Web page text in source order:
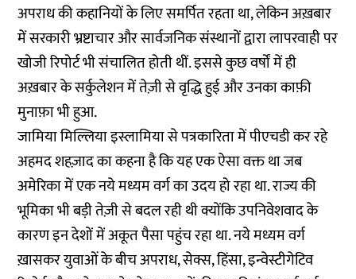
अपराध की कहानियों के लिए समर्पित रहता था, लेकिन अख़बार
में सरकारी भ्रष्टाचार और सार्वजनिक संस्थानों द्वारा लापरवाही पर
खोजी रिपोर्ट भी संचालित होती थीं. इससे कुछ वर्षों में ही
अख़बार के सर्कुलेशन में तेज़ी से वृद्धि हुई और उनका काफ़ी
मुनाफ़ा भी हुआ.
जामिया मिल्लिया इस्लामिया से पत्रकारिता में पीएचडी कर रहे
अहमद शहज़ाद का कहना है कि यह एक ऐसा वक्त था जब
अमेरिका में एक नये मध्यम वर्ग का उदय हो रहा था. राज्य की
भूमिका भी बड़ी तेज़ी से बदल रही थी क्योंकि उपनिवेशवाद के
कारण इन देशों में अकूत पैसा पहुंच रहा था. नये मध्यम वर्ग
ख़ासकर युवाओं के बीच अपराध, सेक्स, हिंसा, इन्वेस्टीगेटिव